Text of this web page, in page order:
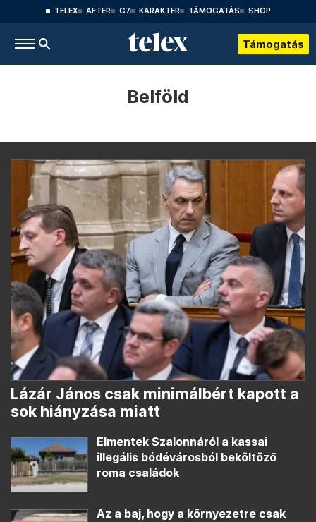
TELEX AFTER G7 KARAKTER TÁMOGATÁS SHOP
Támogatás
Belföld
Lázár János csak minimálbért kapott a
sok hiányzása miatt
Elmentek Szalonnáról a kassai
illegális bódévárosból beköltöző
roma családok
Az a baj, hogy a környezetre csak